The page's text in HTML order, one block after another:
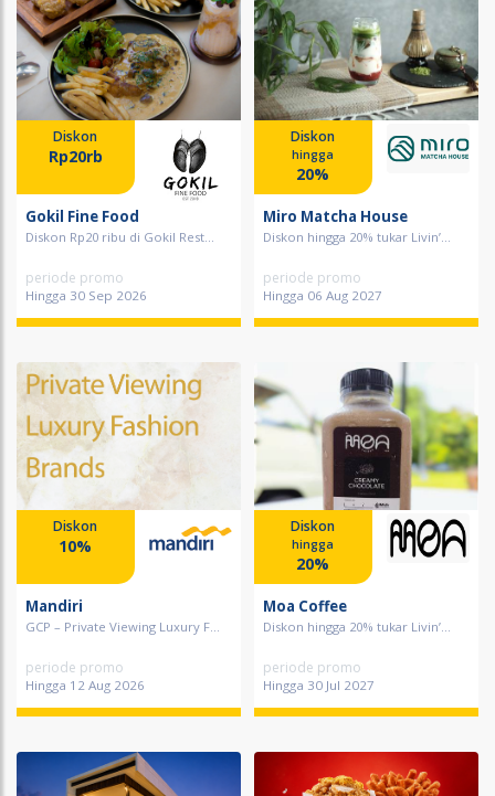
Diskon
Rp20rb
Gokil Fine Food
Diskon Rp20 ribu di Gokil Rest...
periode promo
Hingga 30 Sep 2026
Diskon
hingga
20%
Miro Matcha House
Diskon hingga 20% tukar Livin’...
periode promo
Hingga 06 Aug 2027
Diskon
10%
Mandiri
GCP – Private Viewing Luxury F...
periode promo
Hingga 12 Aug 2026
Diskon
hingga
20%
Moa Coffee
Diskon hingga 20% tukar Livin’...
periode promo
Hingga 30 Jul 2027